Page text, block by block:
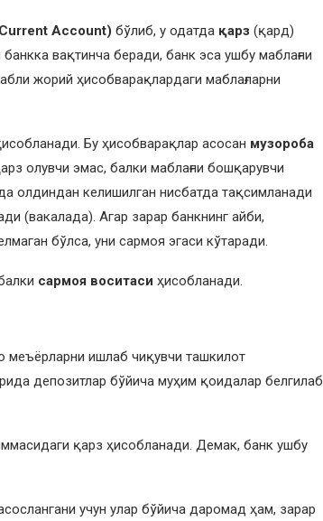
Account) бўлиб, у одатда қарз (қард)
вақтинча беради, банк эса ушбу маблағни
жорий ҳисобварақлардаги маблағларни
Бу ҳисобварақлар асосан музороба
олувчи эмас, балки маблағни бошқарувчи
олдиндан келишилган нисбатда тақсимланади
(вакалада). Агар зарар банкнинг айби,
бўлса, уни сармоя эгаси кўтаради.
сармоя воситаси ҳисобланади.
меъёрларни ишлаб чиқувчи ташкилот
депозитлар бўйича муҳим қоидалар белгилаб
қарз ҳисобланади. Демак, банк ушбу
учун улар бўйича даромад ҳам, зарар